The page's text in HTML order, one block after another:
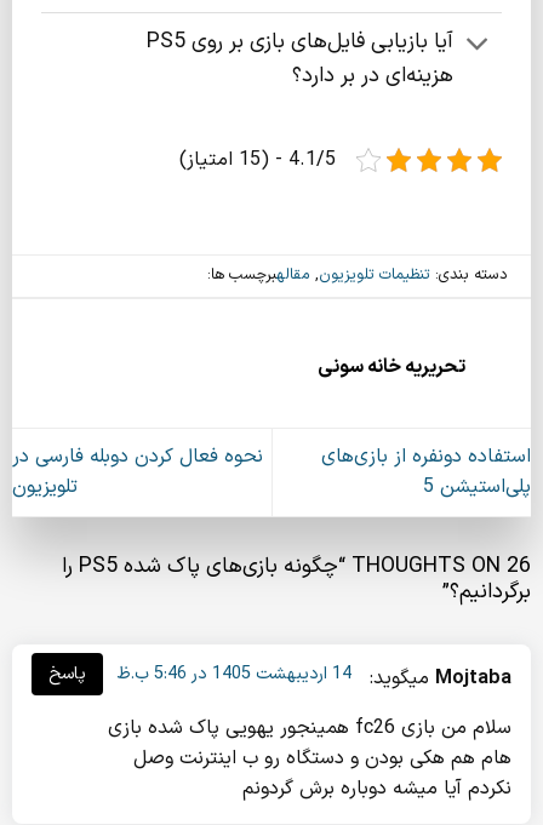
آیا بازیابی فایل‌های بازی بر روی PS5
هزینه‌ای در بر دارد؟
4.1/5 - (15 امتیاز)
دسته بندی:تنظیمات تلویزیون, مقالهبرچسب ها:
تحریریه خانه سونی
استفاده دونفره از بازی‌های
پلی‌استیشن 5
نحوه فعال کردن دوبله فارسی در
تلویزیون
26 THOUGHTS ON “ چگونه بازی‌های پاک شده PS5 را
برگردانیم؟”
Mojtaba میگوید:
سلام من بازی fc26 همینجور یهویی پاک شده بازی
هام هم هکی بودن و دستگاه رو ب اینترنت وصل
نکردم آیا میشه دوباره برش گردونم
14 اردیبهشت 1405 در 5:46 ب.ظ پاسخ